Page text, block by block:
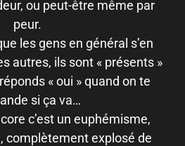
ou peut-être même par
peur.
les gens en général s’en
autres, ils sont « présents »
« oui » quand on te
si ça va…
c’est un euphémisme,
complètement explosé de